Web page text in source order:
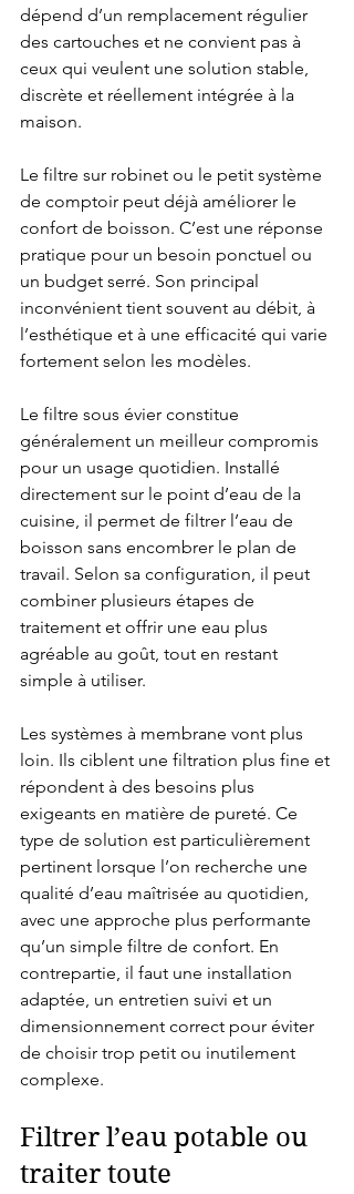
dépend d’un remplacement régulier
des cartouches et ne convient pas à
ceux qui veulent une solution stable,
discrète et réellement intégrée à la
maison.
Le filtre sur robinet ou le petit système
de comptoir peut déjà améliorer le
confort de boisson. C’est une réponse
pratique pour un besoin ponctuel ou
un budget serré. Son principal
inconvénient tient souvent au débit, à
l’esthétique et à une efficacité qui varie
fortement selon les modèles.
Le filtre sous évier constitue
généralement un meilleur compromis
pour un usage quotidien. Installé
directement sur le point d’eau de la
cuisine, il permet de filtrer l’eau de
boisson sans encombrer le plan de
travail. Selon sa configuration, il peut
combiner plusieurs étapes de
traitement et offrir une eau plus
agréable au goût, tout en restant
simple à utiliser.
Les systèmes à membrane vont plus
loin. Ils ciblent une filtration plus fine et
répondent à des besoins plus
exigeants en matière de pureté. Ce
type de solution est particulièrement
pertinent lorsque l’on recherche une
qualité d’eau maîtrisée au quotidien,
avec une approche plus performante
qu’un simple filtre de confort. En
contrepartie, il faut une installation
adaptée, un entretien suivi et un
dimensionnement correct pour éviter
de choisir trop petit ou inutilement
complexe.
Filtrer l’eau potable ou
traiter toute